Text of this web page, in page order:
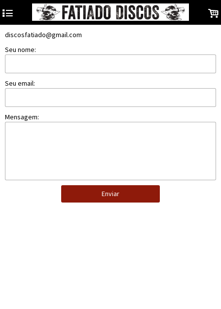
4 .
discosfatiado@gmail.com
Seu nome:
Seu email:
Mensagem:
Enviar